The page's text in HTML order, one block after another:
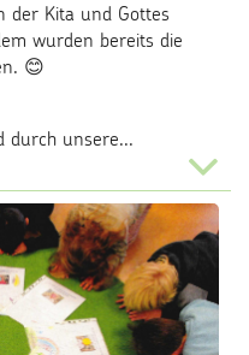
der Kita und Gottes
wurden bereits die
😊
durch unsere...